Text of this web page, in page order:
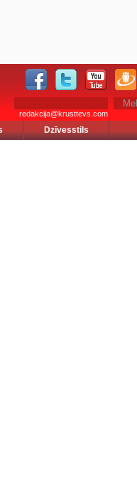
redakcija@krusttevs.com
Dzīvesstils